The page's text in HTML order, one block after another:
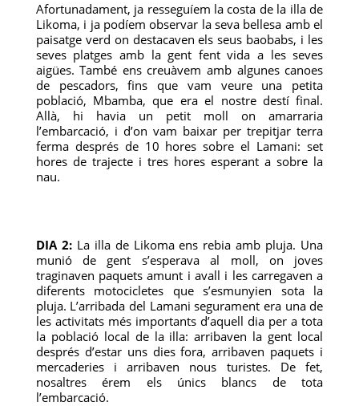
Afortunadament, ja resseguíem la costa de la illa de
Likoma, i ja podíem observar la seva bellesa amb el
paisatge verd on destacaven els seus baobabs, i les
seves platges amb la gent fent vida a les seves
aigües. També ens creuàvem amb algunes canoes
de pescadors, fins que vam veure una petita
població, Mbamba, que era el nostre destí final.
Allà, hi havia un petit moll on amarraria
l’embarcació, i d’on vam baixar per trepitjar terra
ferma després de 10 hores sobre el Lamani: set
hores de trajecte i tres hores esperant a sobre la
nau.
DIA 2: La illa de Likoma ens rebia amb pluja. Una
munió de gent s’esperava al moll, on joves
traginaven paquets amunt i avall i les carregaven a
diferents motocicletes que s’esmunyien sota la
pluja. L’arribada del Lamani segurament era una de
les activitats més importants d’aquell dia per a tota
la població local de la illa: arribaven la gent local
després d’estar uns dies fora, arribaven paquets i
mercaderies i arribaven nous turistes. De fet,
nosaltres érem els únics blancs de tota
l’embarcació.